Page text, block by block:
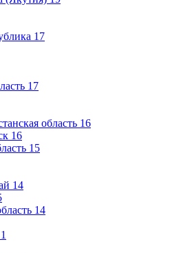
17
17
область 16
16
15
14
14
1